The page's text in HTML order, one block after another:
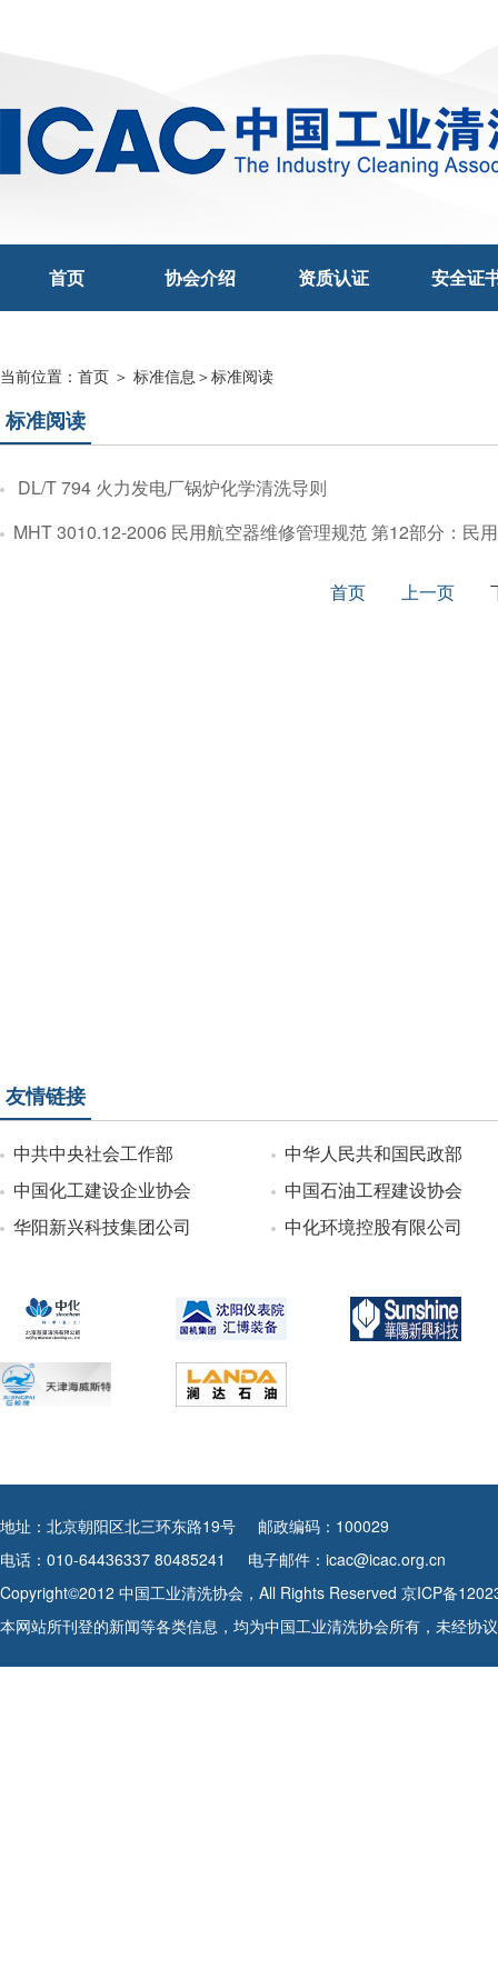
首页 协会介绍 资质认证 安全证
当前位置： 首页 ＞ 标准信息 ＞标准阅读
标准阅读
DL/T 794 火力发电厂锅炉化学清洗导则
MHT 3010.12-2006 民用航空器维修管理规范 第12部分：民
首页 上一页
友情链接
中共中央社会工作部
中华人民共和国民政部
中国化工建设企业协会
中国石油工程建设协会
华阳新兴科技集团公司
中化环境控股有限公司
地址：北京朝阳区北三环东路19号
邮政编码：100029
电话：010-64436337 80485241
电子邮件：icac@icac.org.cn
Copyright©2012 中国工业清洗协会，All Rights Reserved 京ICP备
本网站所刊登的新闻等各类信息，均为中国工业清洗协会所有，未经协